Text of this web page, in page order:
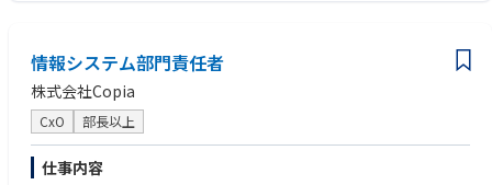
・各部門の個別事情を理解しながらも、本部全体としての標準化・統制
を進める必要がある
・“戦略を描く力”と“現実に実行させる力”の両方が求められる
＝＝＝＝＝＝＝＝＝＝＝＝＝＝＝＝＝＝＝＝＝＝＝＝＝＝＝＝＝＝
■チームについて
ライブ配信業界は近年、飛躍的な成長を遂げており、TikTokのグローバル
ビジネスにおける次なる成長の原動力となっています。また、世界中のユ
ーザーに大きな喜びをもたらすとともに、クリエイターが自分自身を表現
するための新たな場を提供しています。
情報システム部門責任者
株式会社Copia
CxO 部長以上
仕事内容